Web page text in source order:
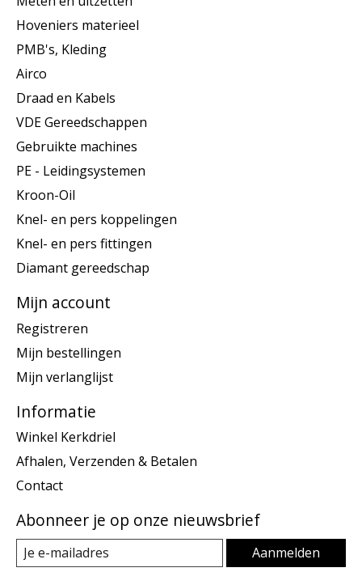
Hoveniers materieel
PMB's, Kleding
Airco
Draad en Kabels
VDE Gereedschappen
Gebruikte machines
PE - Leidingsystemen
Kroon-Oil
Knel- en pers koppelingen
Knel- en pers fittingen
Diamant gereedschap
Mijn account
Registreren
Mijn bestellingen
Mijn verlanglijst
Informatie
Winkel Kerkdriel
Afhalen, Verzenden & Betalen
Contact
Abonneer je op onze nieuwsbrief
Aanmelden